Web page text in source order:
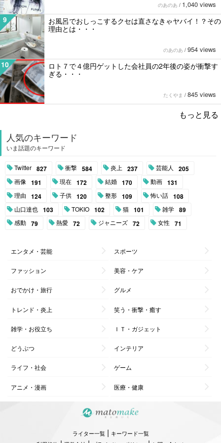
のあのあ / 1,040 views
9
お風呂でおしっこするクセは直さなきゃヤバイ！？その
理由とは・・・
のあのあ / 954 views
10
ロト７で４億円ゲットした会社員の2年後の姿が衝撃す
ぎる・・・
たくやま / 845 views
もっと見る
人気のキーワード
いま話題のキーワード
Twitter 827 衝撃 584 炎上 237 芸能人 205
画像 191 現在 172 結婚 170 動画 131
理由 124 子供 120 整形 109 怖い話 108
山口達也 103 TOKIO 102 猫 101 雑学 89
感動 79 熱愛 72 ジャニーズ 72 女性 71
エンタメ・芸能 スポーツ
ファッション 美容・ケア
おでかけ・旅行 グルメ
トレンド・炎上 笑う・衝撃・癒す
雑学・お役立ち ＩＴ・ガジェット
どうぶつ インテリア
ライフ・社会 ゲーム
アニメ・漫画 医療・健康
ライター一覧| キーワード一覧